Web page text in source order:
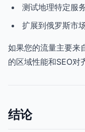
测试地理特定服
扩展到俄罗斯市
如果您的流量主要来
的区域性能和SEO对
结论